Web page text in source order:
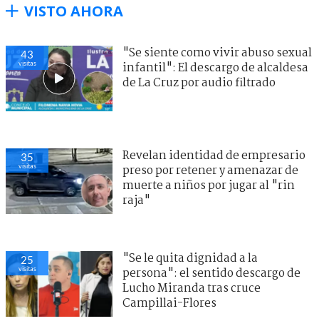
VISTO AHORA
43
visitas
"Se siente como vivir abuso sexual
infantil": El descargo de alcaldesa
de La Cruz por audio filtrado
35
visitas
Revelan identidad de empresario
preso por retener y amenazar de
muerte a niños por jugar al "rin
raja"
25
visitas
"Se le quita dignidad a la
persona": el sentido descargo de
Lucho Miranda tras cruce
Campillai-Flores